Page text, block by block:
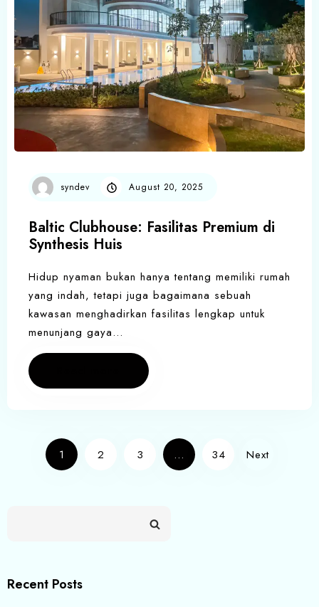
syndev August 20, 2025
Baltic Clubhouse: Fasilitas Premium di
Synthesis Huis
Hidup nyaman bukan hanya tentang memiliki rumah
yang indah, tetapi juga bagaimana sebuah
kawasan menghadirkan fasilitas lengkap untuk
menunjang gaya…
1 2 3 … 34 Next
Recent Posts